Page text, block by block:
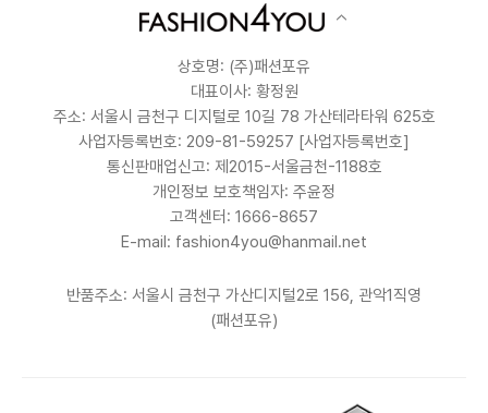
상호명: (주)패션포유
대표이사: 황정원
주소: 서울시 금천구 디지털로 10길 78 가산테라타워 625호
사업자등록번호: 209-81-59257 [사업자등록번호]
통신판매업신고: 제2015-서울금천-1188호
개인정보 보호책임자: 주윤정
고객센터: 1666-8657
E-mail: fashion4you@hanmail.net
반품주소: 서울시 금천구 가산디지털2로 156, 관악1직영
(패션포유)